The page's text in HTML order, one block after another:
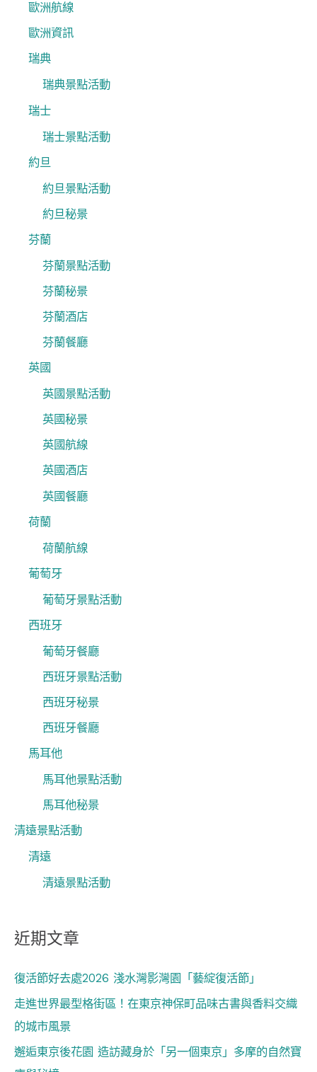
歐洲航線
歐洲資訊
瑞典
瑞典景點活動
瑞士
瑞士景點活動
約旦
約旦景點活動
約旦秘景
芬蘭
芬蘭景點活動
芬蘭秘景
芬蘭酒店
芬蘭餐廳
英國
英國景點活動
英國秘景
英國航線
英國酒店
英國餐廳
荷蘭
荷蘭航線
葡萄牙
葡萄牙景點活動
西班牙
葡萄牙餐廳
西班牙景點活動
西班牙秘景
西班牙餐廳
馬耳他
馬耳他景點活動
馬耳他秘景
清遠景點活動
清遠
清遠景點活動
近期文章
復活節好去處2026 淺水灣影灣園「藝綻復活節」
走進世界最型格街區！在東京神保町品味古書與香料交織
的城市風景
邂逅東京後花園 造訪藏身於「另一個東京」多摩的自然寶